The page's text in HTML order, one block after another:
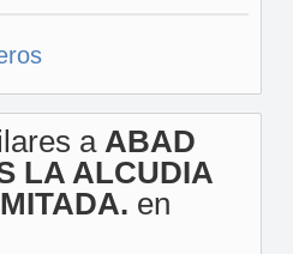
a ABAD
LA ALCUDIA
en